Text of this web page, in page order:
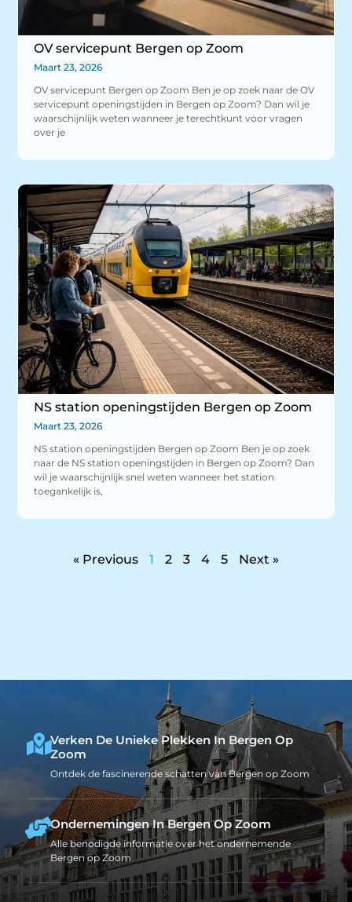
OV servicepunt Bergen op Zoom
Maart 23, 2026
OV servicepunt Bergen op Zoom Ben je op zoek naar de OV
servicepunt openingstijden in Bergen op Zoom? Dan wil je
waarschijnlijk weten wanneer je terechtkunt voor vragen
over je
NS station openingstijden Bergen op Zoom
Maart 23, 2026
NS station openingstijden Bergen op Zoom Ben je op zoek
naar de NS station openingstijden in Bergen op Zoom? Dan
wil je waarschijnlijk snel weten wanneer het station
toegankelijk is,
« Previous 1 2 3 4 5 Next »
Verken De Unieke Plekken In Bergen Op
Zoom
Ontdek de fascinerende schatten van Bergen op Zoom
Ondernemingen In Bergen Op Zoom
Alle benodigde informatie over het ondernemende
Bergen op Zoom